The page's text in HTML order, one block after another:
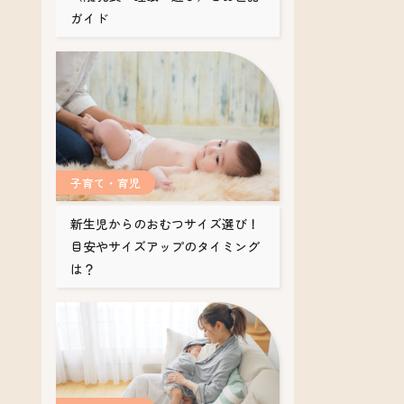
ガイド
新生児からのおむつサイズ選び！
目安やサイズアップのタイミング
は？
子育て・育児